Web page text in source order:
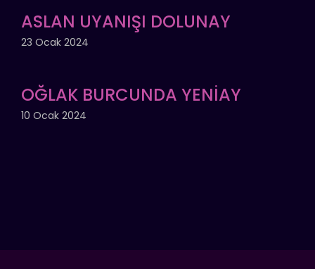
ASLAN UYANIŞI DOLUNAY
23 Ocak 2024
OĞLAK BURCUNDA YENİAY
10 Ocak 2024